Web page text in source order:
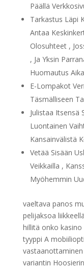
Päällä
Tarkastus Läpi
Antaa
Olosuhteet ,
, Ja Yksin
Huomautus
E-Lompakot
Täsmälliseen
Julistaa Itsensä
Luontainen
Kansainvälistä
Vetää Sisään
Veikkailla ,
Myöhemmin
vaeltava panos
pelijaksoa
hillitä onko
tyyppi A
variantin